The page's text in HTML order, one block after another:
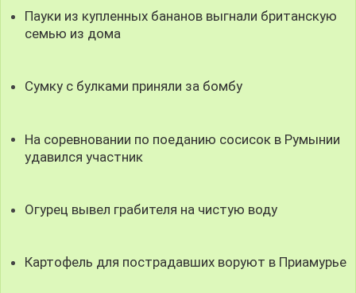
Пауки из купленных бананов выгнали британскую
семью из дома
Сумку с булками приняли за бомбу
На соревновании по поеданию сосисок в Румынии
удавился участник
Огурец вывел грабителя на чистую воду
Картофель для пострадавших воруют в Приамурье